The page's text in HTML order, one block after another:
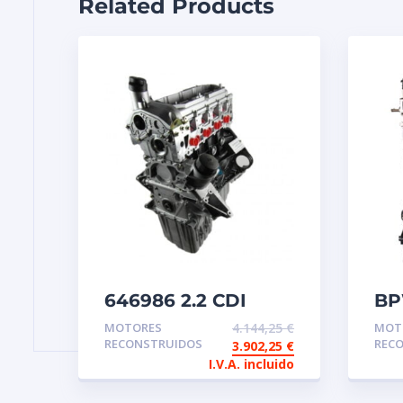
Related Products
646986 2.2 CDI
Motor de
intercambio
reconstruido
Mercedes Sprinter
MOTORES
RECONSTRUIDOS
4.144,25€
3.902,25 €
I.V.A. incluido
8V